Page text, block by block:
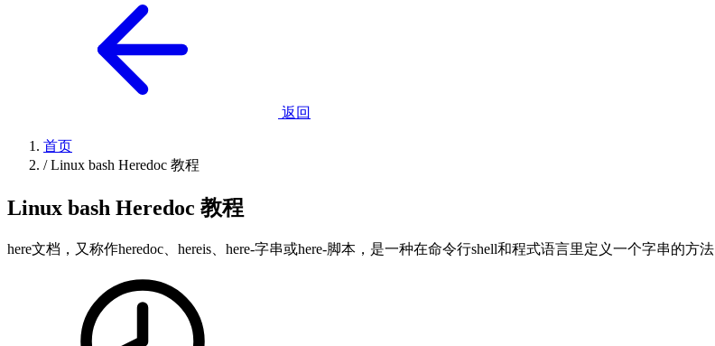
返回
首页
/ Linux bash Heredoc 教程
Linux bash Heredoc 教程
here文档，又称作heredoc、hereis、here-字串或here-脚本，是一种在命令行shell和程式语言里定义一个字串的方法